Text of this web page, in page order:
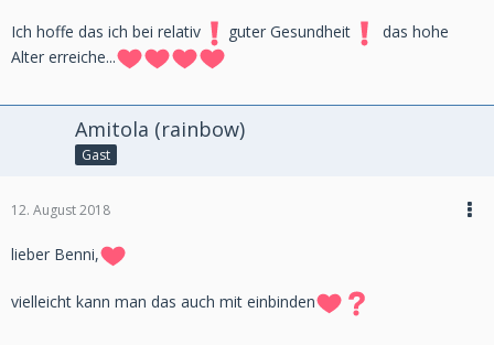
Ich hoffe das ich bei relativ guter Gesundheit
das hohe
Alter erreiche...
Amitola (rainbow)
Gast
12. August 2018
lieber Benni,
vielleicht kann man das auch mit einbinden